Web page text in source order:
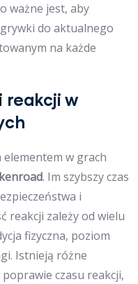
ważne jest, aby
do aktualnego
na każde
reakcji w
w grach
. Im szybszy czas
i
reakcji zależy od wielu
fizyczna, poziom
Istnieją różne
czasu reakcji,